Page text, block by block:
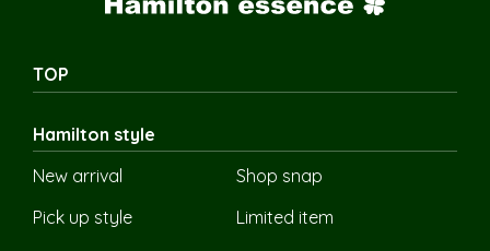
TOP
Hamilton style
New arrival
Shop snap
Pick up style
Limited item